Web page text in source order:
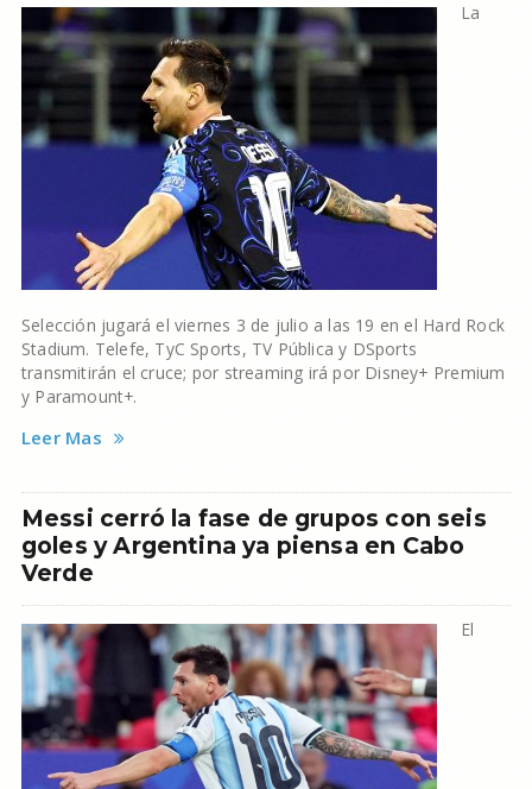
La
Selección jugará el viernes 3 de julio a las 19 en el Hard Rock
Stadium. Telefe, TyC Sports, TV Pública y DSports
transmitirán el cruce; por streaming irá por Disney+ Premium
y Paramount+.
Leer Mas
Messi cerró la fase de grupos con seis
goles y Argentina ya piensa en Cabo
Verde
El